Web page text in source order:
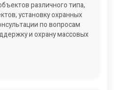
различного типа,
установку охранных
по вопросам
и охрану массовых